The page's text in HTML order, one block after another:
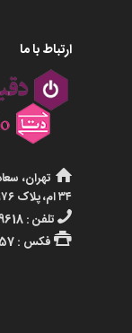
ارتباط با ما
تهران،
۳۴ ام، پلاک ۷۶، واحد ۱۴
تلفن : 22149618 – 021
فکس : 22149657 – 021